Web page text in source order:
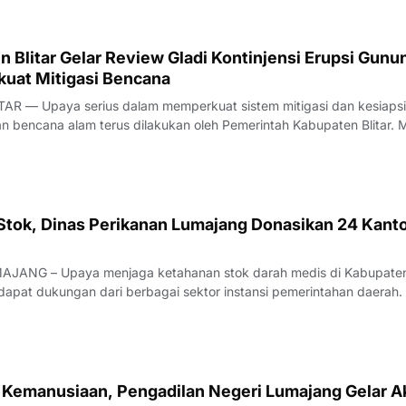
Blitar Gelar Review Gladi Kontinjensi Erupsi
Mitigasi Bencana
— Upaya serius dalam memperkuat sistem mitigasi dan
bencana alam terus dilakukan oleh Pemerintah Kabupaten Blitar.
Bencana Daerah (BPBD) Kabupaten Blitar, sebuah forum
Dinas Perikanan Lumajang Donasikan 24
– Upaya menjaga ketahanan stok darah medis di
dukungan dari berbagai sektor instansi pemerintahan daerah.
jajaran aparatur Dinas Perikanan Kabupaten Lumajang yang
Pengadilan Negeri Lumajang Gelar